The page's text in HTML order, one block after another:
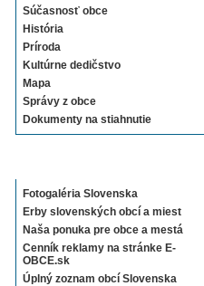
Súčasnosť obce
História
Príroda
Kultúrne dedičstvo
Mapa
Správy z obce
Dokumenty na stiahnutie
Fotogaléria Slovenska
Erby slovenských obcí a miest
Naša ponuka pre obce a mestá
Cenník reklamy na stránke E-
OBCE.sk
Úplný zoznam obcí Slovenska